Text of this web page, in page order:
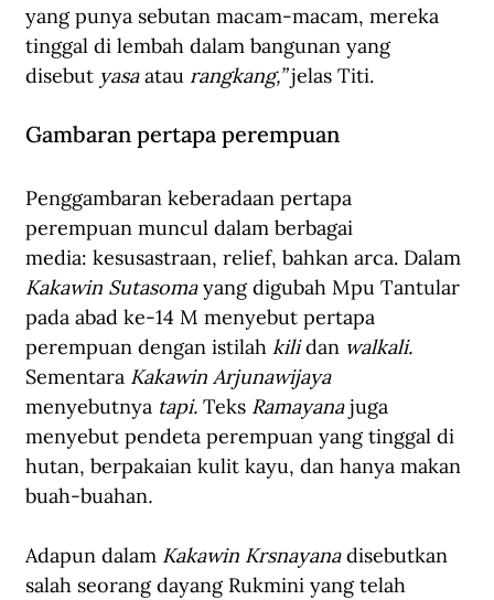
yang punya sebutan macam-macam, mereka
tinggal di lembah dalam bangunan yang
disebut yasa atau rangkang,” jelas Titi.
Gambaran pertapa perempuan
Penggambaran keberadaan pertapa
perempuan muncul dalam berbagai
media: kesusastraan, relief, bahkan arca. Dalam
Kakawin Sutasoma yang digubah Mpu Tantular
pada abad ke-14 M menyebut pertapa
perempuan dengan istilah kili dan walkali.
Sementara Kakawin Arjunawijaya
menyebutnya tapi. Teks Ramayana juga
menyebut pendeta perempuan yang tinggal di
hutan, berpakaian kulit kayu, dan hanya makan
buah-buahan.
Adapun dalam Kakawin Krsnayana disebutkan
salah seorang dayang Rukmini yang telah